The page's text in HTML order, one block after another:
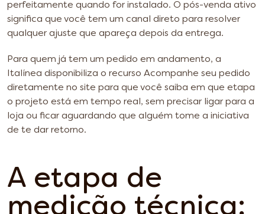
perfeitamente quando for instalado. O pós-venda ativo
significa que você tem um canal direto para resolver
qualquer ajuste que apareça depois da entrega.
Para quem já tem um pedido em andamento, a
Italínea disponibiliza o recurso Acompanhe seu pedido
diretamente no site para que você saiba em que etapa
o projeto está em tempo real, sem precisar ligar para a
loja ou ficar aguardando que alguém tome a iniciativa
de te dar retorno.
A etapa de
medição técnica: